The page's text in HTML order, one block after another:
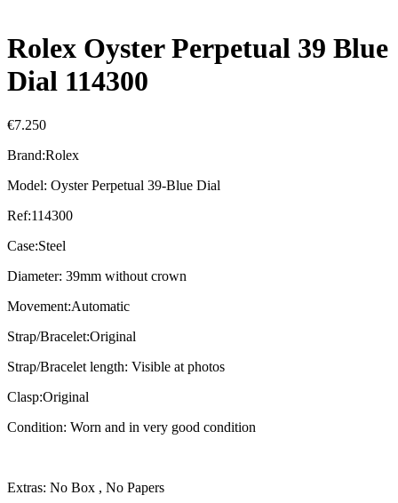
Rolex Oyster Perpetual 39 Blue
Dial 114300
€7.250
Brand:Rolex
Model: Oyster Perpetual 39-Blue Dial
Ref:114300
Case:Steel
Diameter: 39mm without crown
Movement:Automatic
Strap/Bracelet:Original
Strap/Bracelet length: Visible at photos
Clasp:Original
Condition: Worn and in very good condition
Extras: No Box , No Papers